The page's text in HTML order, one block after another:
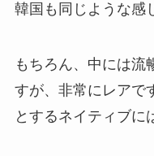
韓国も同じような感
もちろん、中には流
すが、非常にレアで
とするネイティブに